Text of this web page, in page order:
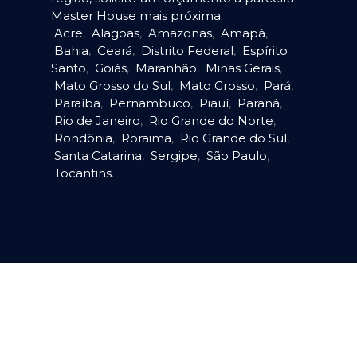
Master House mais próxima:
Acre, Alagoas, Amazonas, Amapá,
Bahia, Ceará, Distrito Federal, Espírito
Santo, Goiás, Maranhão, Minas Gerais,
Mato Grosso do Sul, Mato Grosso, Pará,
Paraíba, Pernambuco, Piauí, Paraná,
Rio de Janeiro, Rio Grande do Norte,
Rondônia, Roraima, Rio Grande do Sul,
Santa Catarina, Sergipe, São Paulo,
Tocantins.